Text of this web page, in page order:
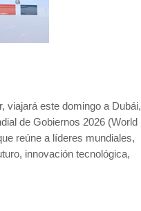
viajará este domingo a Dubái,
de Gobiernos 2026 (World
reúne a líderes mundiales,
innovación tecnológica,